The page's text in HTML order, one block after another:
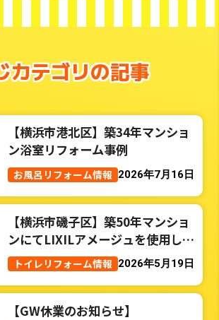
カテゴリの記事
【横浜市港北区】築34年マンショ
ン浴室リフォーム事例
お風呂リフォーム情報 2026年7月16日
【横浜市磯子区】築50年マンショ
ンにてLIXILアメージュを使用した
トイレリフォーム事例
トイレリフォーム情報 2026年5月19日
【GW休業のお知らせ】